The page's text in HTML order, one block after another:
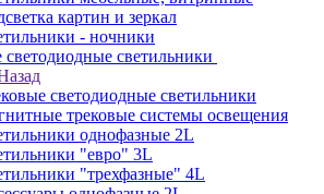
картин и зеркал
- ночники
светодиодные светильники
светодиодные светильники
трековые системы освещения
однофазные 2L
"евро" 3L
"трехфазные" 4L